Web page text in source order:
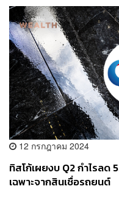
12 กรกฎาคม 2024
ทิสโก้เผยงบ Q2 กำไรลด
เฉพาะจากสินเชื่อรถยนต์